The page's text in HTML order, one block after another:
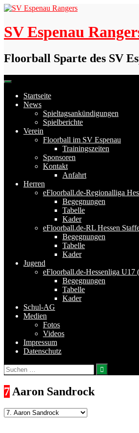
Skip
content
SV Espenau
Floorball Sparte des SV
Startseite
News
Spieltagsankündigungen
Spielberichte
Verein
Floorball im SV Espenau
Trainingszeiten
Sponsoren
Kontakt
Anfahrt
Herren
eFloorball.de-Regionalliga
Begegnungen
Tabelle
Kader
eFloorball.de-RL Hessen
Begegnungen
Tabelle
Kader
Jugend
eFloorball.de-Hessenliga U17
Begegnungen
Tabelle
Kader
Schul-AG
Medien
Fotos
Videos
Impressum
Datenschutz
Suchen
nach:
7 Aaron Sandrock